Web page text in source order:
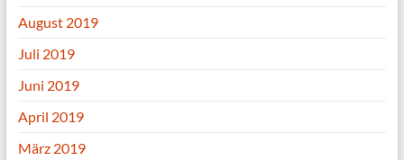
August 2019
Juli 2019
Juni 2019
April 2019
März 2019